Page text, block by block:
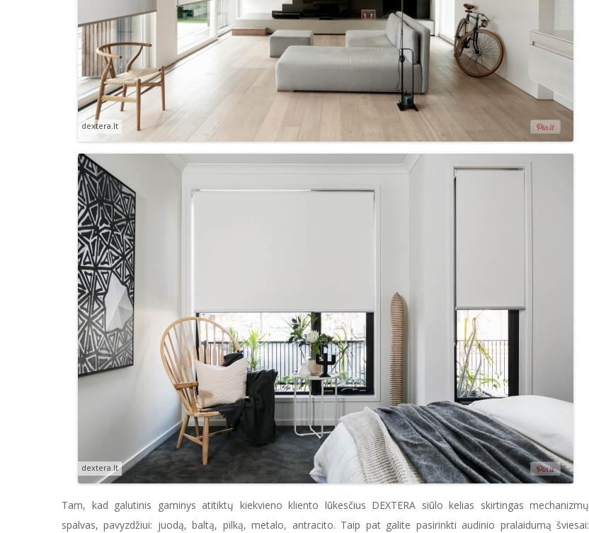
dextera.lt
dextera.lt
Tam, kad galutinis gaminys atitiktų kiekvieno kliento lūkesčius DEXTERA siūlo kelias skirtingas mechanizmų
spalvas, pavyzdžiui: juodą, baltą, pilką, metalo, antracito. Taip pat galite pasirinkti audinio pralaidumą šviesai: